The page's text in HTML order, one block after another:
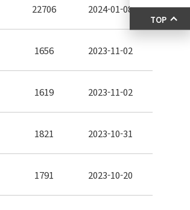
22706 2024-01-08
1656 2023-11-02
1619 2023-11-02
1821 2023-10-31
1791 2023-10-20
TOP